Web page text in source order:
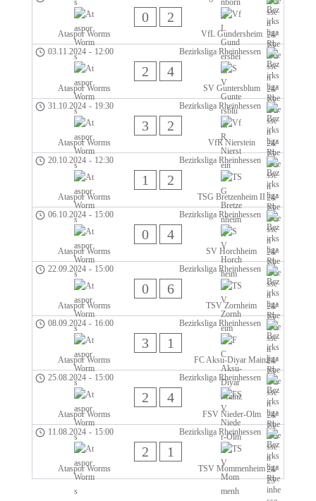
Ataspor Worms
0 2
VfL Gundersheim
Bezirksliga Rheinhessen
03.11.2024 - 12:00
Ataspor Worms
2 4
SV Guntersblum
Bezirksliga Rheinhessen
31.10.2024 - 19:30
Ataspor Worms
3 2
VfR Nierstein
Bezirksliga Rheinhessen
20.10.2024 - 12:30
Ataspor Worms
1 2
TSG Bretzenheim II
Bezirksliga Rheinhessen
06.10.2024 - 15:00
Ataspor Worms
0 4
SV Horchheim
Bezirksliga Rheinhessen
22.09.2024 - 15:00
Ataspor Worms
0 6
TSV Zornheim
Bezirksliga Rheinhessen
08.09.2024 - 16:00
Ataspor Worms
3 1
FC Aksu-Diyar Mainz
Bezirksliga Rheinhessen
25.08.2024 - 15:00
Ataspor Worms
2 4
FSV Nieder-Olm
Bezirksliga Rheinhessen
11.08.2024 - 15:00
Ataspor Worms
2 1
TSV Mommenheim